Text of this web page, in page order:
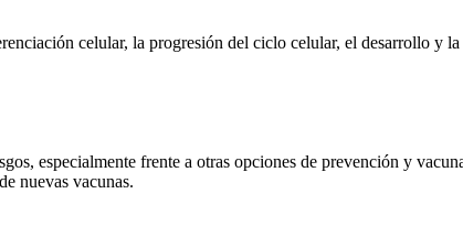
celular, la progresión del ciclo celular, el desarrollo y
especialmente frente a otras opciones de prevención y
nuevas vacunas.